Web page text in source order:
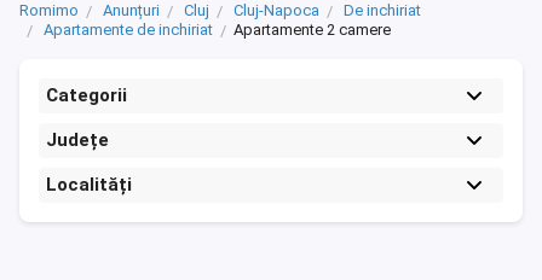
Romimo Anunțuri Cluj Cluj-Napoca
De inchiriat
Apartamente de inchiriat
Apartamente 2 camere
Categorii
Județe
Localități